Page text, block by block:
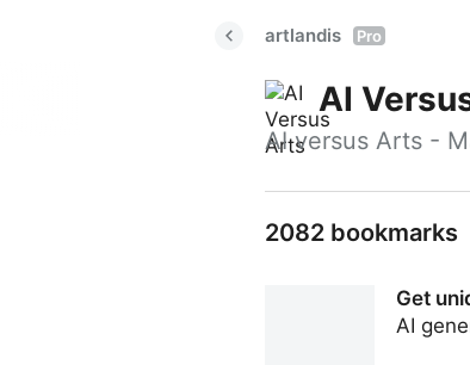
artlandis Pro
AI
AI versus Arts -
2082 bookmarks
Get
AI